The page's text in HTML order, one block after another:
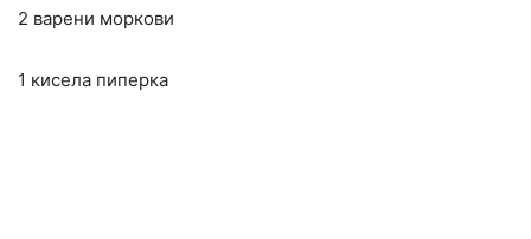
2 варени моркови
1 кисела пиперка